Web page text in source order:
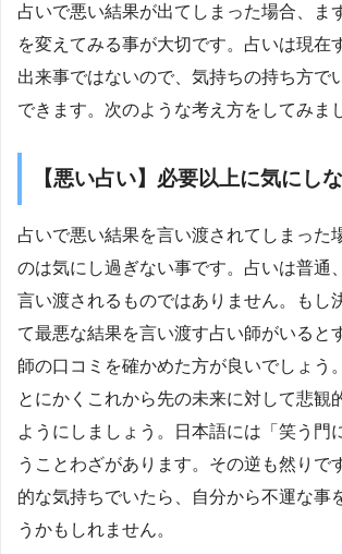
占いで悪い結果が出てしまった場合、ま
を変えてみる事が大切です。占いは現在
出来事ではないので、気持ちの持ち方で
できます。次のような考え方をしてみま
【悪い占い】必要以上に気にし
占いで悪い結果を言い渡されてしまった
のは気にし過ぎない事です。占いは普通
言い渡されるものではありません。もし
て最悪な結果を言い渡す占い師がいると
師の口コミを確かめた方が良いでしょう。
とにかくこれから先の未来に対して悲観
ようにしましょう。日本語には「笑う門
うことわざがあります。その逆も然りで
的な気持ちでいたら、自分から不運な事
うかもしれません。